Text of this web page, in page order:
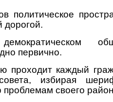
политическое
дорогой.
первично.
проходит каждый
избирая
проблемам своего